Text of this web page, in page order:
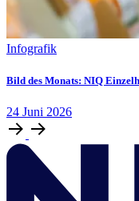
Infografik
Bild des Monats: NIQ
24 Juni 2026